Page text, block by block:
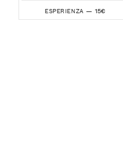
ESPERIENZA — 15€